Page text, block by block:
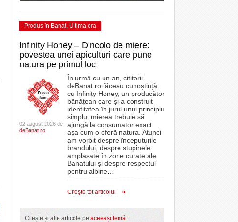
Produs în Banat, Ultima ora
Infinity Honey – Dincolo de miere:
povestea unei apiculturi care pune
natura pe primul loc
02 august 2026 de
deBanat.ro
În urmă cu un an, cititorii
deBanat.ro făceau cunoștință
cu Infinity Honey, un producător
bănățean care și-a construit
identitatea în jurul unui principiu
simplu: mierea trebuie să
ajungă la consumator exact
așa cum o oferă natura. Atunci
am vorbit despre începuturile
brandului, despre stupinele
amplasate în zone curate ale
Banatului și despre respectul
pentru albine
Citeşte tot articolul
Citește și alte articole pe aceeași temă: